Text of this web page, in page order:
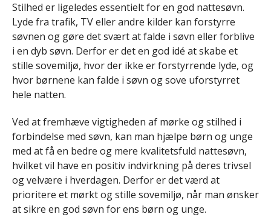
Stilhed er ligeledes essentielt for en god nattesøvn.
Lyde fra trafik, TV eller andre kilder kan forstyrre
søvnen og gøre det svært at falde i søvn eller forblive
i en dyb søvn. Derfor er det en god idé at skabe et
stille sovemiljø, hvor der ikke er forstyrrende lyde, og
hvor børnene kan falde i søvn og sove uforstyrret
hele natten.
Ved at fremhæve vigtigheden af mørke og stilhed i
forbindelse med søvn, kan man hjælpe børn og unge
med at få en bedre og mere kvalitetsfuld nattesøvn,
hvilket vil have en positiv indvirkning på deres trivsel
og velvære i hverdagen. Derfor er det værd at
prioritere et mørkt og stille sovemiljø, når man ønsker
at sikre en god søvn for ens børn og unge.